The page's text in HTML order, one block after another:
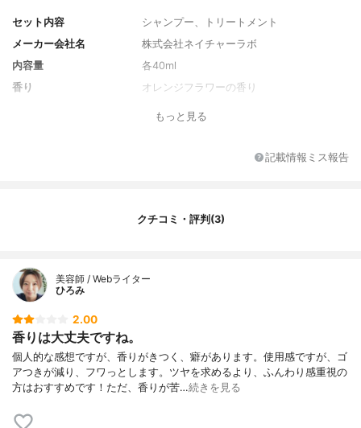
セット内容
シャンプー、トリートメント
メーカー会社名
株式会社ネイチャーラボ
内容量
各40ml
香り
オレンジフラワーの香り
もっと見る
記載情報ミス報告
クチコミ・評判(3)
美容師 / Webライター
ひろみ
2.00
香りは大丈夫ですね。
個人的な感想ですが、香りがきつく、癖があります。使用感ですが、ゴ
アつきが減り、フワっとします。ツヤを求めるより、ふんわり感重視の
方はおすすめです！ただ、香りが苦…続きを見る